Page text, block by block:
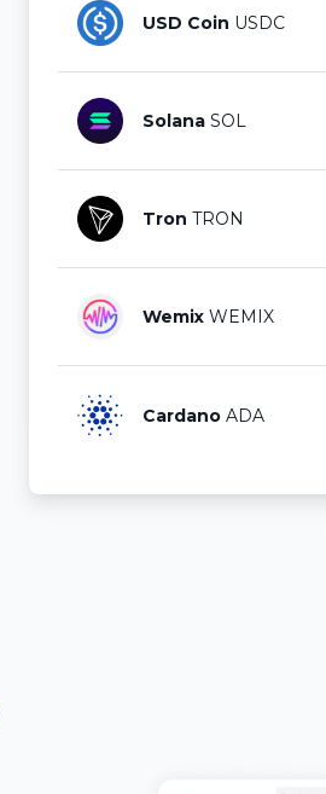
USD Coin USDC
Solana SOL
Tron TRON
Wemix WEMIX
Cardano ADA